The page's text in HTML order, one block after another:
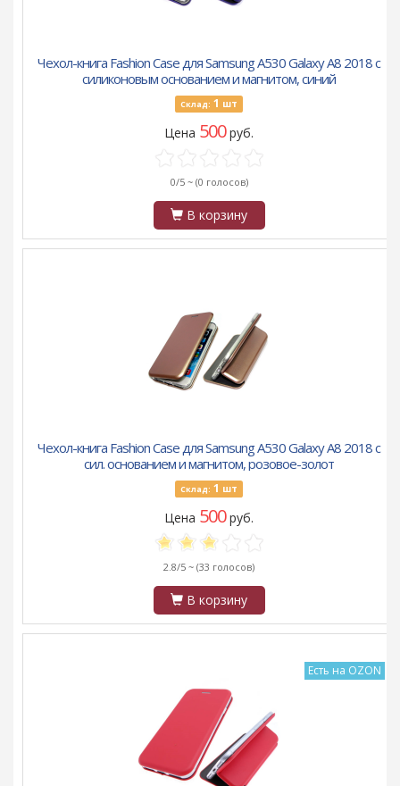
Чехол-книга Fashion Case для Samsung A530 Galaxy A8 2018 с
силиконовым основанием и магнитом, синий
Склад: 1 шт
Цена 500руб.
0/5 ~ (0 голосов)
В корзину
Чехол-книга Fashion Case для Samsung A530 Galaxy A8 2018 с
сил. основанием и магнитом, розовое-золот
Склад: 1 шт
Цена 500руб.
2.8/5 ~ (33 голосов)
В корзину
Есть на OZON